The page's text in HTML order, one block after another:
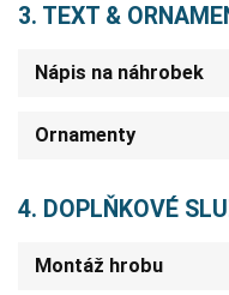
3. TEXT &
Nápis na náhrobek
Ornamenty
4. DOPLŇKOVÉ
Montáž hrobu